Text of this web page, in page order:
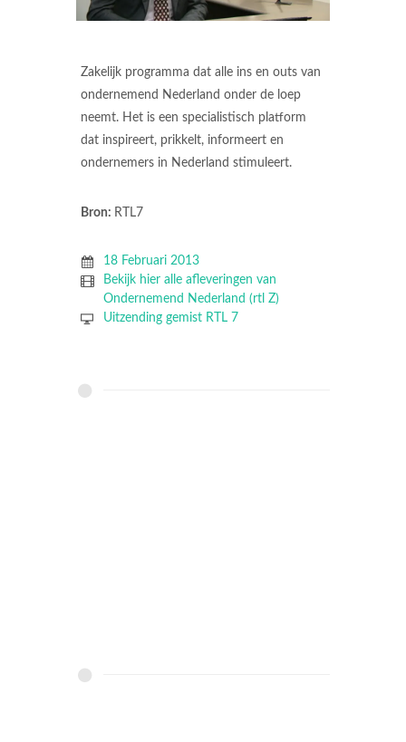
Zakelijk programma dat alle ins en outs van
ondernemend Nederland onder de loep
neemt. Het is een specialistisch platform
dat inspireert, prikkelt, informeert en
ondernemers in Nederland stimuleert.
Bron: RTL7
18 Februari 2013
Bekijk hier alle afleveringen van
Ondernemend Nederland (rtl Z)
Uitzending gemist RTL 7